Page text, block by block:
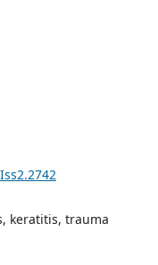
keratitis, trauma